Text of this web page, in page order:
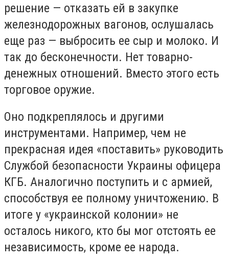
решение — отказать ей в закупке
железнодорожных вагонов, ослушалась
еще раз — выбросить ее сыр и молоко. И
так до бесконечности. Нет товарно-
денежных отношений. Вместо этого есть
торговое оружие.
Оно подкреплялось и другими
инструментами. Например, чем не
прекрасная идея «поставить» руководить
Службой безопасности Украины офицера
КГБ. Аналогично поступить и с армией,
способствуя ее полному уничтожению. В
итоге у «украинской колонии» не
осталось никого, кто бы мог отстоять ее
независимость, кроме ее народа.